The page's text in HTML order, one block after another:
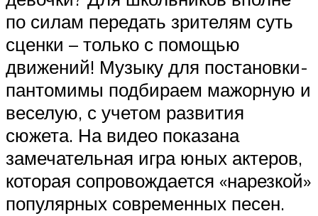
по силам передать зрителям суть
сценки – только с помощью
движений! Музыку для постановки-
пантомимы подбираем мажорную и
веселую, с учетом развития
сюжета. На видео показана
замечательная игра юных актеров,
которая сопровождается «нарезкой»
популярных современных песен.